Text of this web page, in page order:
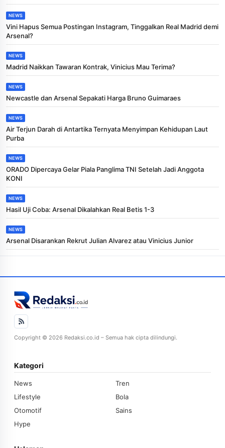
NEWS
Vini Hapus Semua Postingan Instagram, Tinggalkan Real Madrid demi
Arsenal?
NEWS
Madrid Naikkan Tawaran Kontrak, Vinicius Mau Terima?
NEWS
Newcastle dan Arsenal Sepakati Harga Bruno Guimaraes
NEWS
Air Terjun Darah di Antartika Ternyata Menyimpan Kehidupan Laut
Purba
NEWS
ORADO Dipercaya Gelar Piala Panglima TNI Setelah Jadi Anggota
KONI
NEWS
Hasil Uji Coba: Arsenal Dikalahkan Real Betis 1-3
NEWS
Arsenal Disarankan Rekrut Julian Alvarez atau Vinicius Junior
Copyright © 2026 Redaksi.co.id – Semua hak cipta dilindungi.
Kategori
News
Tren
Lifestyle
Bola
Otomotif
Sains
Hype